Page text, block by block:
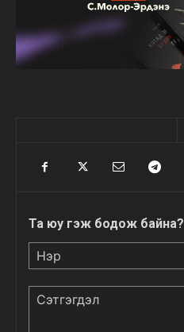
Та юу гэж бодож байна?